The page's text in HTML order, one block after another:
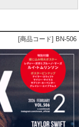
[商品コード] BN-506